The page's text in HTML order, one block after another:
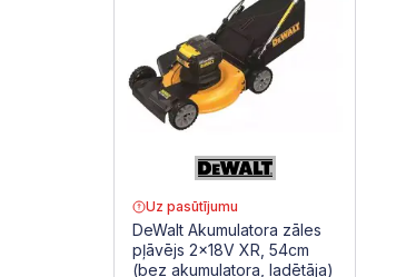
Uz pasūtījumu
DeWalt Akumulatora zāles
pļāvējs 2x18V XR, 54cm
(bez akumulatora, ladētāja)